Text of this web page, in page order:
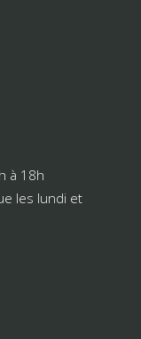
à 18h
les lundi et